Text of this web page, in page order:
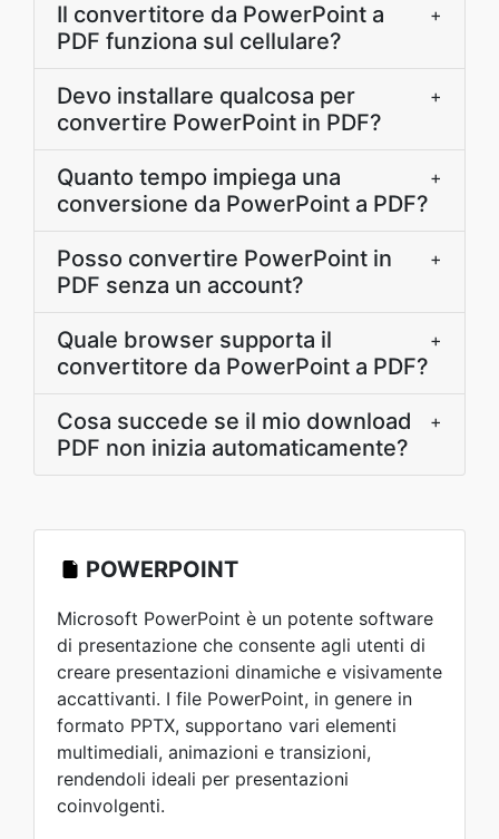
Il convertitore da PowerPoint a
PDF funziona sul cellulare?
+
Devo installare qualcosa per
convertire PowerPoint in PDF?
+
Quanto tempo impiega una
conversione da PowerPoint a PDF?
+
Posso convertire PowerPoint in
PDF senza un account?
+
Quale browser supporta il
convertitore da PowerPoint a PDF?
+
Cosa succede se il mio download
PDF non inizia automaticamente?
+
POWERPOINT
Microsoft PowerPoint è un potente software
di presentazione che consente agli utenti di
creare presentazioni dinamiche e visivamente
accattivanti. I file PowerPoint, in genere in
formato PPTX, supportano vari elementi
multimediali, animazioni e transizioni,
rendendoli ideali per presentazioni
coinvolgenti.